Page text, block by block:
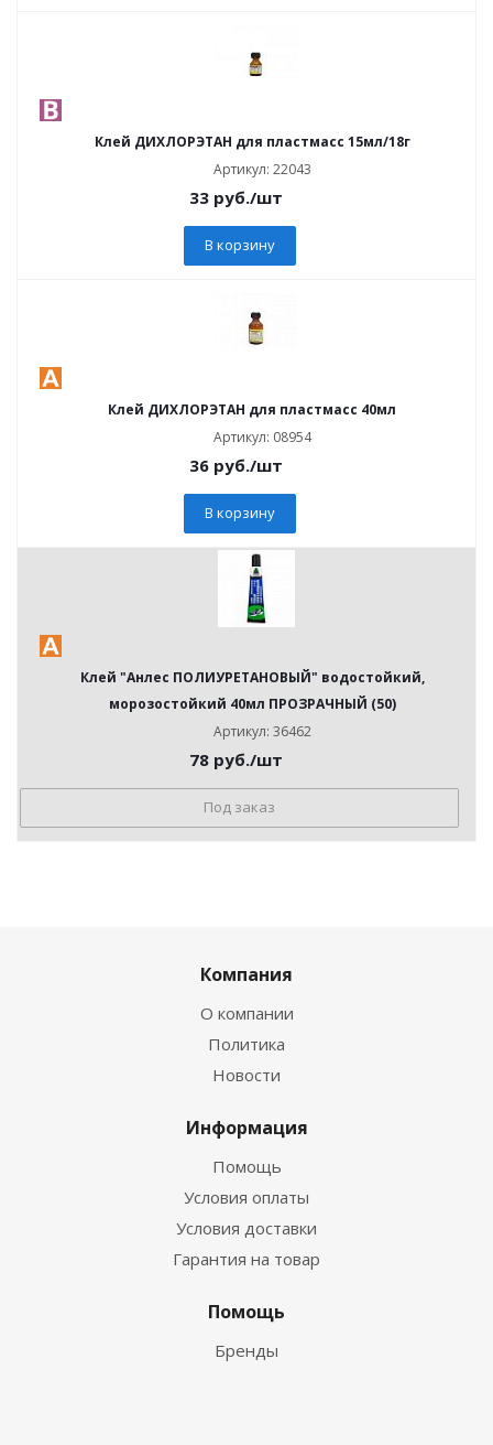
Клей ДИХЛОРЭТАН для пластмасс 15мл/18г
Артикул: 22043
33руб./шт
В корзину
Клей ДИХЛОРЭТАН для пластмасс 40мл
Артикул: 08954
36руб./шт
В корзину
Клей "Анлес ПОЛИУРЕТАНОВЫЙ" водостойкий,
морозостойкий 40мл ПРОЗРАЧНЫЙ (50)
Артикул: 36462
78руб./шт
Под заказ
Компания
О компании
Политика
Новости
Информация
Помощь
Условия оплаты
Условия доставки
Гарантия на товар
Помощь
Бренды